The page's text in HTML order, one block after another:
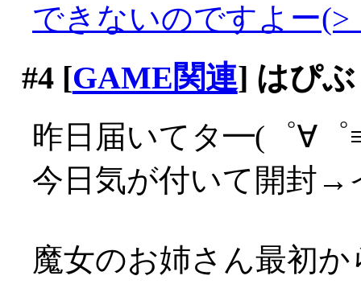
できないのですよー
#4[GAME関連] はぴ
昨日届いてタ━(゜∀
今日気が付いて開封
魔女のお姉さん最初